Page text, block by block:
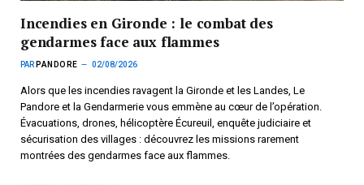
Incendies en Gironde : le combat des
gendarmes face aux flammes
PAR PANDORE 02/08/2026
Alors que les incendies ravagent la Gironde et les Landes, Le
Pandore et la Gendarmerie vous emmène au cœur de l’opération.
Évacuations, drones, hélicoptère Écureuil, enquête judiciaire et
sécurisation des villages : découvrez les missions rarement
montrées des gendarmes face aux flammes.